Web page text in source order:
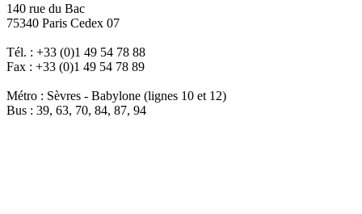
140 rue du Bac
75340 Paris Cedex 07
Tél. : +33 (0)1 49 54 78 88
Fax : +33 (0)1 49 54 78 89
Métro : Sèvres - Babylone (lignes 10 et 12)
Bus : 39, 63, 70, 84, 87, 94